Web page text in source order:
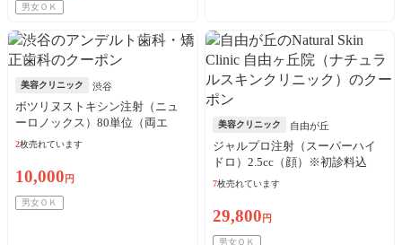
男女ＯＫ
美容クリニック 渋谷
ボツリヌストキシン注射（ニュ
ーロノックス）80単位（両エ
ラ）※初診料込／リピート可
2枚売れています
10,000 円
男女ＯＫ
美容クリニック 自由が丘
ジャルプロ注射（スーパーハイ
ドロ）2.5cc（顔）※初診料込
7枚売れています
29,800 円
男女ＯＫ